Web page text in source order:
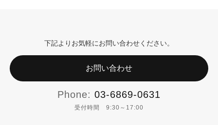
送
下記よりお気軽にお問い合わせください。
お問い合わせ
Phone: 03-6869-0631
受付時間 9:30～17:00